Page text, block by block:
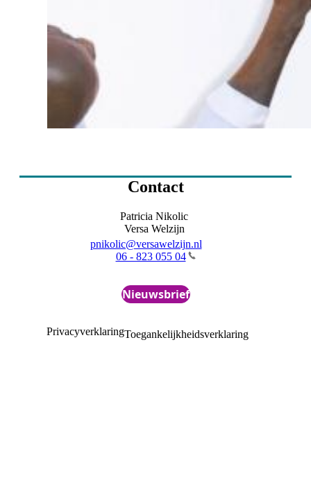
Contact
Patricia Nikolic
Versa Welzijn
pnikolic@versawelzijn.nl
06 - 823 055 04
Nieuwsbrief
PrivacyverklaringToegankelijkheidsverklaring